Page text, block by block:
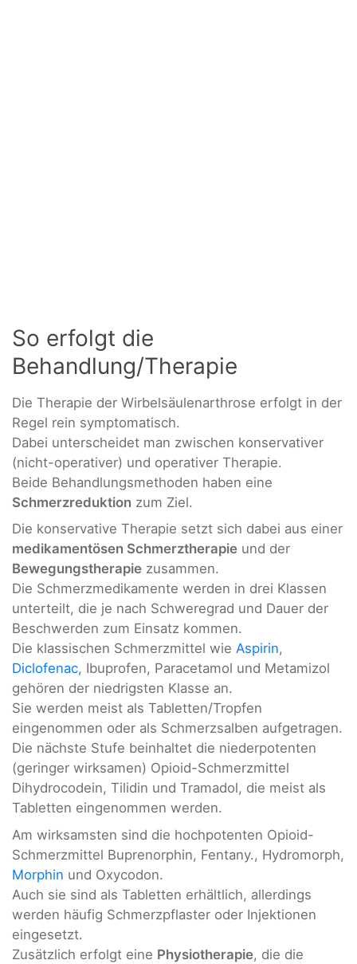
So erfolgt die
Behandlung/Therapie
Die Therapie der Wirbelsäulenarthrose erfolgt in der
Regel rein symptomatisch.
Dabei unterscheidet man zwischen konservativer
(nicht-operativer) und operativer Therapie.
Beide Behandlungsmethoden haben eine
Schmerzreduktion zum Ziel.
Die konservative Therapie setzt sich dabei aus einer
medikamentösen Schmerztherapie und der
Bewegungstherapie zusammen.
Die Schmerzmedikamente werden in drei Klassen
unterteilt, die je nach Schweregrad und Dauer der
Beschwerden zum Einsatz kommen.
Die klassischen Schmerzmittel wie Aspirin,
Diclofenac, Ibuprofen, Paracetamol und Metamizol
gehören der niedrigsten Klasse an.
Sie werden meist als Tabletten/Tropfen
eingenommen oder als Schmerzsalben aufgetragen.
Die nächste Stufe beinhaltet die niederpotenten
(geringer wirksamen) Opioid-Schmerzmittel
Dihydrocodein, Tilidin und Tramadol, die meist als
Tabletten eingenommen werden.
Am wirksamsten sind die hochpotenten Opioid-
Schmerzmittel Buprenorphin, Fentany., Hydromorph,
Morphin und Oxycodon.
Auch sie sind als Tabletten erhältlich, allerdings
werden häufig Schmerzpflaster oder Injektionen
eingesetzt.
Zusätzlich erfolgt eine Physiotherapie, die die